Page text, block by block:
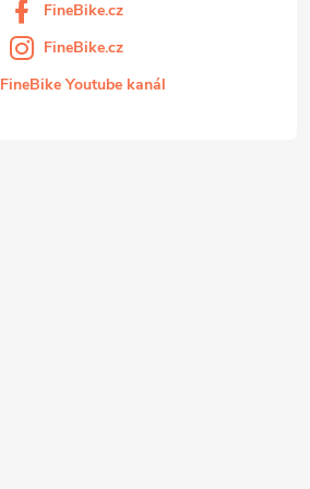
FineBike.cz
FineBike.cz
FineBike Youtube kanál